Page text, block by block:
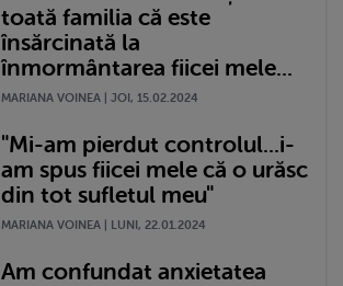
toată familia că este
însărcinată la
înmormântarea fiicei mele...
MARIANA VOINEA | JOI, 15.02.2024
"Mi-am pierdut controlul...i-
am spus fiicei mele că o urăsc
din tot sufletul meu"
MARIANA VOINEA | LUNI, 22.01.2024
Am confundat anxietatea